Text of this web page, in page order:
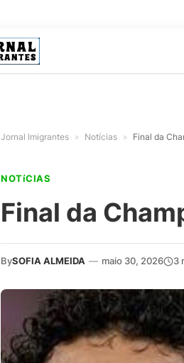
Jornal Imigrantes » Notícias » Final da
NOTíCIAS
Final da
BySOFIA ALMEIDA — maio 30, 2026 3